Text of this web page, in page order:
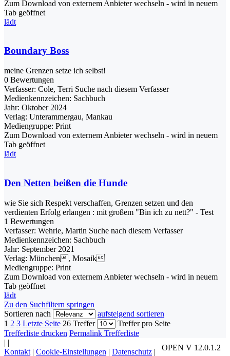
Zum Download von externem Anbieter wechseln - wird in neuem
Tab geöffnet
lädt
Boundary Boss
meine Grenzen setze ich selbst!
0 Bewertungen
Verfasser: Cole, Terri Suche nach diesem Verfasser
Medienkennzeichen: Sachbuch
Jahr: Oktober 2024
Verlag: Unterammergau, Mankau
Mediengruppe: Print
Zum Download von externem Anbieter wechseln - wird in neuem
Tab geöffnet
lädt
Den Netten beißen die Hunde
wie Sie sich Respekt verschaffen, Grenzen setzen und den
verdienten Erfolg erlangen : mit großem "Bin ich zu nett?" - Test
1 Bewertungen
Verfasser: Wehrle, Martin Suche nach diesem Verfasser
Medienkennzeichen: Sachbuch
Jahr: September 2021
Verlag: München, Mosaik
Mediengruppe: Print
Zum Download von externem Anbieter wechseln - wird in neuem
Tab geöffnet
lädt
Zu den Suchfiltern springen
Sortieren nach
aufsteigend sortieren
1 2 3 Letzte Seite 26 Treffer
Treffer pro Seite
Trefferliste drucken Permalink Trefferliste
OPEN V 12.0.1.2
| |
Kontakt | Cookie-Einstellungen | Datenschutz |